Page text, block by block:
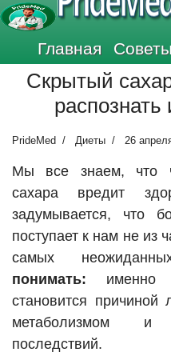
Главная
Скрытый
распознать
PrideMed Диеты 26
Мы все знаем, что
сахара вредит
задумывается, что
поступает к нам не из
самых
понимать: именно
становится
метаболизмом и
последствий.